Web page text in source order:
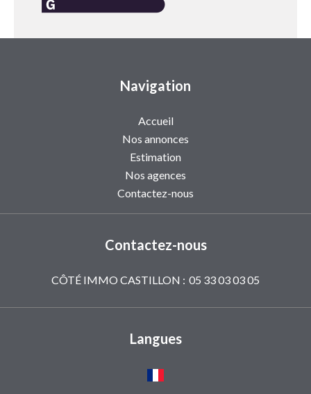
Navigation
Accueil
Nos annonces
Estimation
Nos agences
Contactez-nous
Contactez-nous
CÔTÉ IMMO CASTILLON : 05 33 03 03 05
Langues